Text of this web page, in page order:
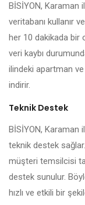
BİSİYON, Karaman
veritabanı kullanır
her 10 dakikada bir
veri kaybı
ilindeki apartman
indirir.
Teknik Destek
BİSİYON,
teknik destek
müşteri temsilcisi
destek sunulur.
hızlı ve etkili bir